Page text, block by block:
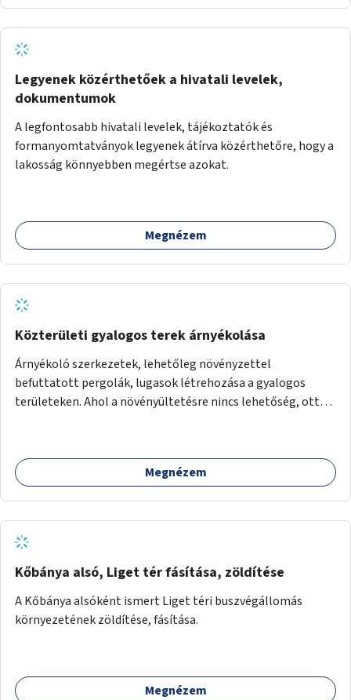
Legyenek közérthetőek a hivatali levelek,
dokumentumok
A legfontosabb hivatali levelek, tájékoztatók és
formanyomtatványok legyenek átírva közérthetőre, hogy a
lakosság könnyebben megértse azokat.
Megnézem
Közterületi gyalogos terek árnyékolása
Árnyékoló szerkezetek, lehetőleg növényzettel
befuttatott pergolák, lugasok létrehozása a gyalogos
területeken. Ahol a növényültetésre nincs lehetőség, ott
Megnézem
Kőbánya alsó, Liget tér fásítása, zöldítése
A Kőbánya alsóként ismert Liget téri buszvégállomás
környezetének zöldítése, fásítása.
Megnézem